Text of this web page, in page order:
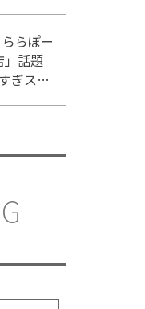
らぽー
」話題
ぎスポ